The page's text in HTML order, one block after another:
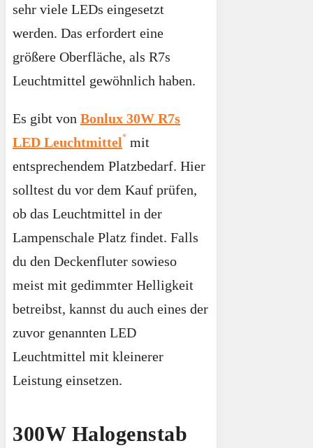
sehr viele LEDs eingesetzt
werden. Das erfordert eine
größere Oberfläche, als R7s
Leuchtmittel gewöhnlich haben.
Es gibt von Bonlux 30W R7s
LED Leuchtmittel mit
entsprechendem Platzbedarf. Hier
solltest du vor dem Kauf prüfen,
ob das Leuchtmittel in der
Lampenschale Platz findet. Falls
du den Deckenfluter sowieso
meist mit gedimmter Helligkeit
betreibst, kannst du auch eines der
zuvor genannten LED
Leuchtmittel mit kleinerer
Leistung einsetzen.
300W Halogenstab